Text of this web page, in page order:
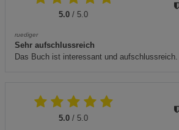
5.0 / 5.0
ruediger
Sehr aufschlussreich
Das Buch ist interessant und aufschlussreich.
5.0 / 5.0